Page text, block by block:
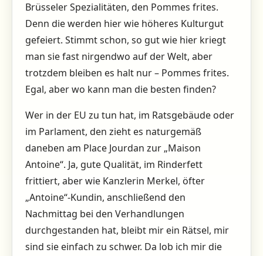
Brüsseler Spezialitäten, den Pommes frites.
Denn die werden hier wie höheres Kulturgut
gefeiert. Stimmt schon, so gut wie hier kriegt
man sie fast nirgendwo auf der Welt, aber
trotzdem bleiben es halt nur – Pommes frites.
Egal, aber wo kann man die besten finden?
Wer in der EU zu tun hat, im Ratsgebäude oder
im Parlament, den zieht es naturgemäß
daneben am Place Jourdan zur „Maison
Antoine“. Ja, gute Qualität, im Rinderfett
frittiert, aber wie Kanzlerin Merkel, öfter
„Antoine“-Kundin, anschließend den
Nachmittag bei den Verhandlungen
durchgestanden hat, bleibt mir ein Rätsel, mir
sind sie einfach zu schwer. Da lob ich mir die